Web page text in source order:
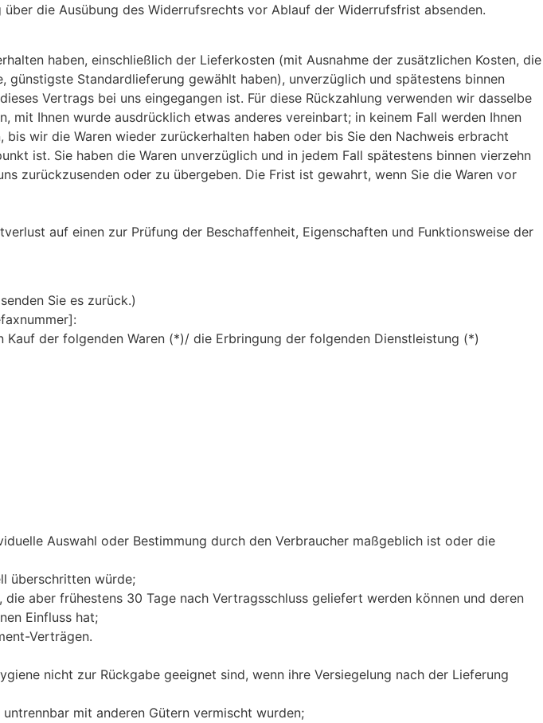
die Ausübung des Widerrufsrechts vor Ablauf der Widerrufsfrist absenden.
haben, einschließlich der Lieferkosten (mit Ausnahme der zusätzlichen Kosten, die
Standardlieferung gewählt haben), unverzüglich und spätestens binnen
Vertrags bei uns eingegangen ist. Für diese Rückzahlung verwenden wir dasselbe
mit Ihnen wurde ausdrücklich etwas anderes vereinbart; in keinem Fall werden Ihnen
wir die Waren wieder zurückerhalten haben oder bis Sie den Nachweis erbracht
ist. Sie haben die Waren unverzüglich und in jedem Fall spätestens binnen vierzehn
zurückzusenden oder zu übergeben. Die Frist ist gewahrt, wenn Sie die Waren vor
auf einen zur Prüfung der Beschaffenheit, Eigenschaften und Funktionsweise der
Sie es zurück.)
der folgenden Waren (*)/ die Erbringung der folgenden Dienstleistung (*)
Auswahl oder Bestimmung durch den Verbraucher maßgeblich ist oder die
überschritten würde;
aber frühestens 30 Tage nach Vertragsschluss geliefert werden können und deren
Einfluss hat;
Verträgen.
nicht zur Rückgabe geeignet sind, wenn ihre Versiegelung nach der Lieferung
mit anderen Gütern vermischt wurden;